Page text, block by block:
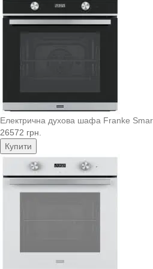
Електрична духова шафа Franke
26572 грн.
Купити